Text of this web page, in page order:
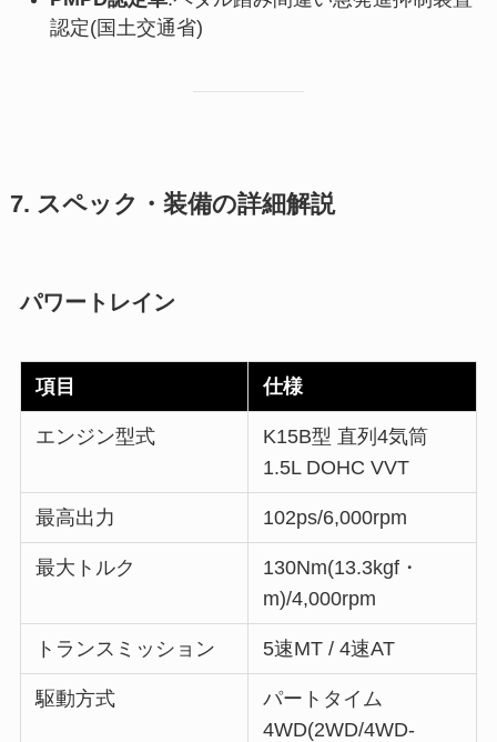
認定(国土交通省)
7. スペック・装備の詳細解説
パワートレイン
項目 仕様
エンジン型式
K15B型 直列4気筒
1.5L DOHC VVT
最高出力 102ps/6,000rpm
最大トルク
130Nm(13.3kgf・
m)/4,000rpm
トランスミッション 5速MT / 4速AT
駆動方式
パートタイム
4WD(2WD/4WD-